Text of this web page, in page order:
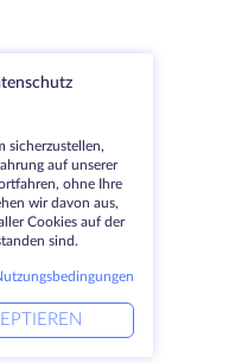
sicherzustellen,
auf unserer
ohne Ihre
wir davon aus,
Cookies auf der
sind.